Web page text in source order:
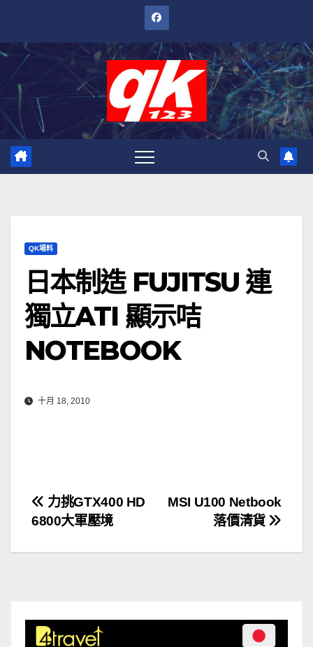
內
QK場料
日本制造 FUJITSU 連
獨立ATI 顯示咭
NOTEBOOK
十月 18, 2010
文
MSI U100 Netbook
落價清貨
力挑GTX400 HD
6800大軍壓境